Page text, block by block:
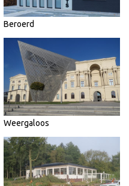
Beroerd
Weergaloos